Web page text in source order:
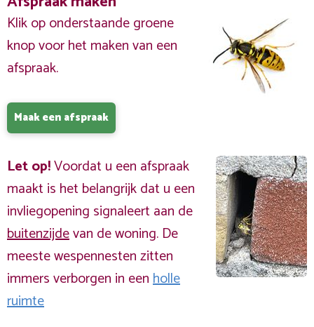
Klik op onderstaande groene
knop voor het maken van een
afspraak.
Maak een afspraak
Let op!Voordat u een afspraak
maakt is het belangrijk dat u een
invliegopening signaleert aan de
buitenzijdevan de woning. De
meeste wespennesten zitten
immers verborgen in eenholle
ruimte